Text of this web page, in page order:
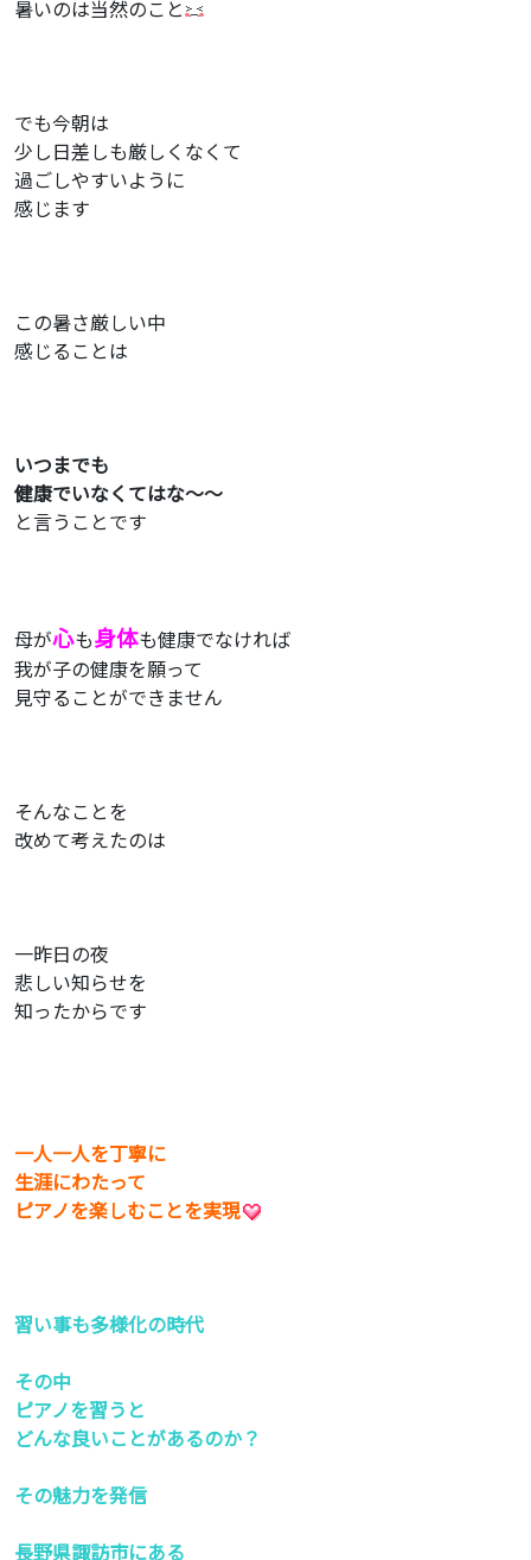
暑いのは当然のこと
でも今朝は
少し日差しも厳しくなくて
過ごしやすいように
感じます
この暑さ厳しい中
感じることは
いつまでも
健康でいなくてはな〜〜
と言うことです
母が心も身体も健康でなければ
我が子の健康を願って
見守ることができません
そんなことを
改めて考えたのは
一昨日の夜
悲しい知らせを
知ったからです
一人一人を丁寧に
生涯にわたって
ピアノを楽しむことを実現
習い事も多様化の時代
その中
ピアノを習うと
どんな良いことがあるのか？
その魅力を発信
長野県諏訪市にある